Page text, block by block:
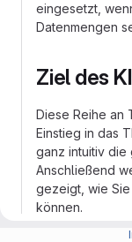
eingesetzt,
Datenmengen
Ziel des
Diese Reihe an
Einstieg in das
ganz intuitiv
Anschließend
gezeigt, wie
können.